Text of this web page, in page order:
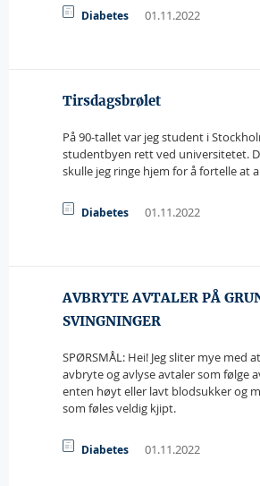
Diabetes 01.11.2022
Tirsdagsbrølet
På 90-tallet var jeg student i
studentbyen rett ved universitetet.
skulle jeg ringe hjem for å fortelle at
Diabetes 01.11.2022
AVBRYTE AVTALER PÅ
SVINGNINGER
SPØRSMÅL: Hei! Jeg sliter mye med
avbryte og avlyse avtaler som følge
enten høyt eller lavt blodsukker og
som føles veldig kjipt.
Diabetes 01.11.2022